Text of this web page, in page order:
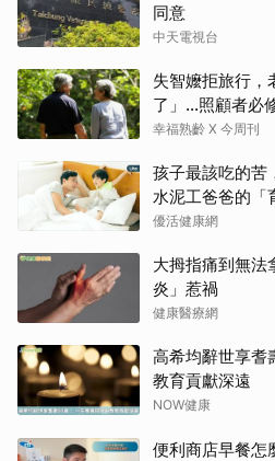
同意
中天電視台
失智嬤拒旅行，
了」…照顧者必
樣」就好了
幸福熟齡 X 今周刊
孩子最該吃的苦
水泥工爸爸的「
優活健康網
大拇指痛到無法
炎」惹禍
健康醫療網
高希均辭世享耆
教育貢獻深遠
NOW健康
便利商店早餐怎